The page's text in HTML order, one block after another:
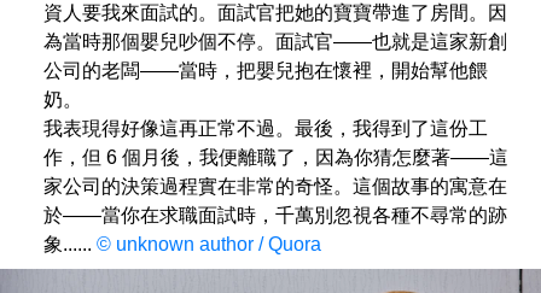
資人要我來面試的。面試官把她的寶寶帶進了房間。因
為當時那個嬰兒吵個不停。面試官——也就是這家新創
公司的老闆——當時，把嬰兒抱在懷裡，開始幫他餵
奶。
我表現得好像這再正常不過。最後，我得到了這份工
作，但 6 個月後，我便離職了，因為你猜怎麼著——這
家公司的決策過程實在非常的奇怪。這個故事的寓意在
於——當你在求職面試時，千萬別忽視各種不尋常的跡
象...... © unknown author / Quora